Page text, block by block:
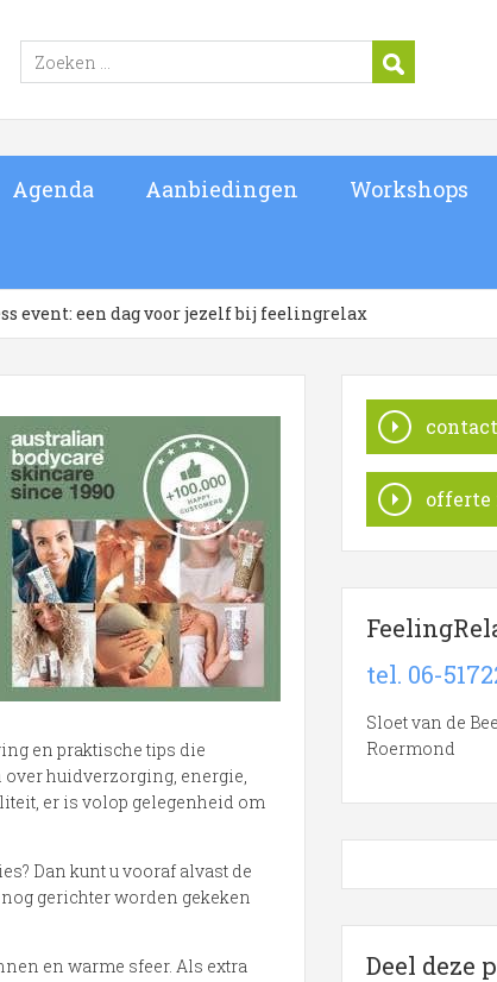
Agenda Aanbiedingen Workshops
event: een dag voor jezelf bij feelingrelax
en praktische tips die
huidverzorging, energie,
er is volop gelegenheid om
Dan kunt u vooraf alvast de
gerichter worden gekeken
en warme sfeer. Als extra
offerte
tel. 06-
Sloet van de
Roermond
Deel deze